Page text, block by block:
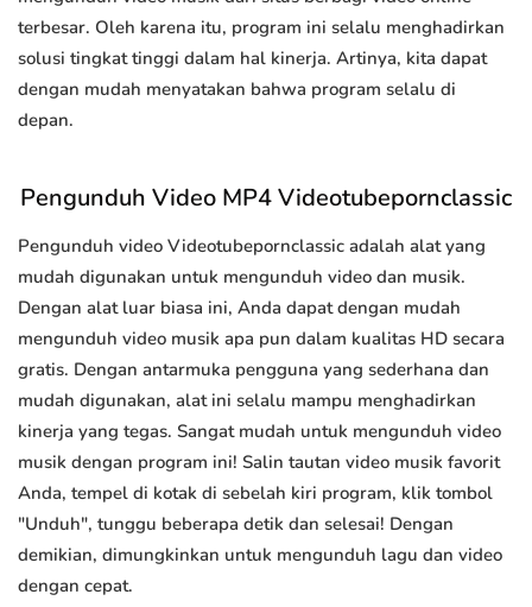
terbesar. Oleh karena itu, program ini selalu menghadirkan
solusi tingkat tinggi dalam hal kinerja. Artinya, kita dapat
dengan mudah menyatakan bahwa program selalu di
depan.
Pengunduh Video MP4 Videotubepornclassic
Pengunduh video Videotubepornclassic adalah alat yang
mudah digunakan untuk mengunduh video dan musik.
Dengan alat luar biasa ini, Anda dapat dengan mudah
mengunduh video musik apa pun dalam kualitas HD secara
gratis. Dengan antarmuka pengguna yang sederhana dan
mudah digunakan, alat ini selalu mampu menghadirkan
kinerja yang tegas. Sangat mudah untuk mengunduh video
musik dengan program ini! Salin tautan video musik favorit
Anda, tempel di kotak di sebelah kiri program, klik tombol
"Unduh", tunggu beberapa detik dan selesai! Dengan
demikian, dimungkinkan untuk mengunduh lagu dan video
dengan cepat.